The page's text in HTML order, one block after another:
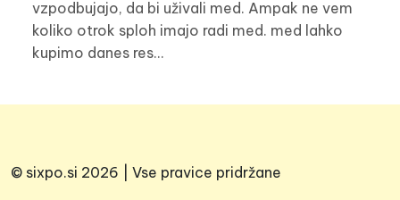
vzpodbujajo, da bi uživali med. Ampak ne vem
koliko otrok sploh imajo radi med. med lahko
kupimo danes res…
© sixpo.si 2026 | Vse pravice pridržane